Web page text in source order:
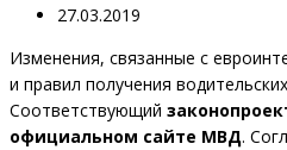
27.03.2019
Изменения, связанные с
и правил получения
Соответствующий
официальном сайте МВД.